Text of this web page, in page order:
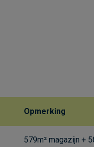
Opmerking
579m² magazijn +